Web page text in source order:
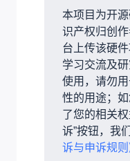
本项目为开
识产权归创
台上传该硬
学习交流及
使用，请勿
性的用途；
了您的相关
诉”按钮，我
诉与申诉规则